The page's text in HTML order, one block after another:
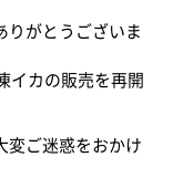
りがとうございま
イカの販売を再開
変ご迷惑をおかけ